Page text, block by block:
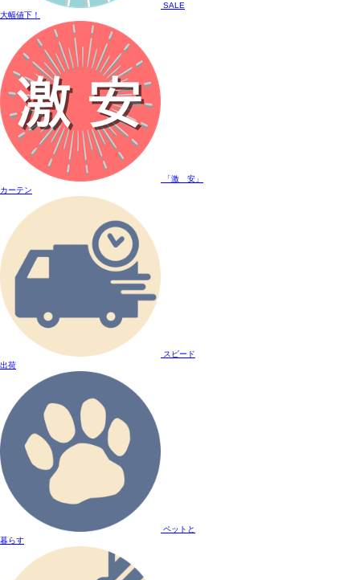
SALE
大幅値下！
「激 安」
カーテン
スピード
出荷
ペットと
暮らす